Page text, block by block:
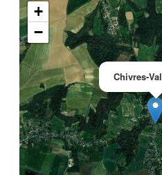
Chivres-Val
+
−